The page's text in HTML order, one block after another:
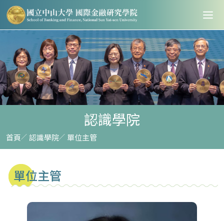
認識學院
首頁 認識學院 單位主管
單位主管